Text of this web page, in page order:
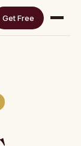
Get Free